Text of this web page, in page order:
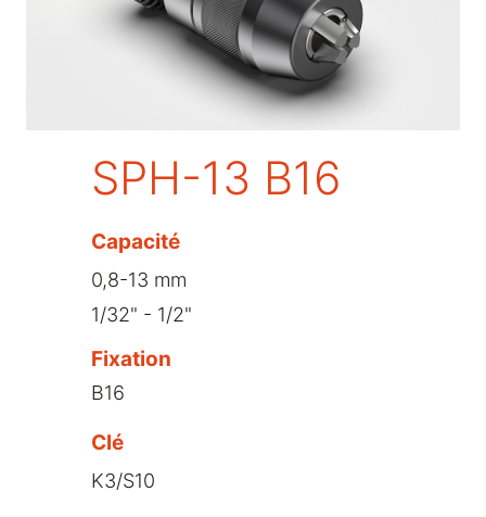
SPH-13 B16
Capacité
0,8-13 mm
1/32" - 1/2"
Fixation
B16
Clé
K3/S10